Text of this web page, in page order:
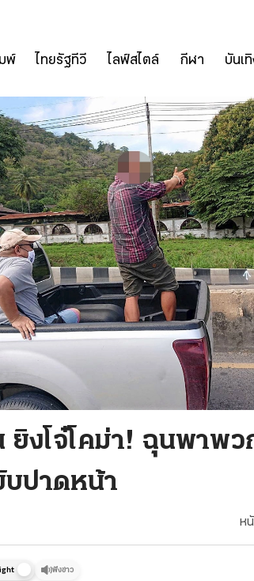
พ์ ไทยรัฐทีวี ไลฟ์สไตล์ กีฬา บันเ
ยิงโจ๋โคม่า! ฉุนพาพ
บปาดหน้า
ห
ฟังข่าว